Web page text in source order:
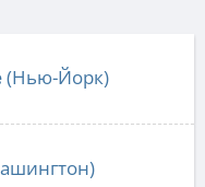
(Нью-Йорк)